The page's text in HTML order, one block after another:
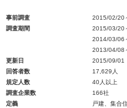
事前調査
2015/02/20
調査期間
2015/03/20
2014/03/06
2013/04/08
更新日
2015/09/01
回答者数
17,629人
規定人数
40人以上
調査企業数
166社
定義
戸建、集合